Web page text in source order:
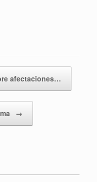
afectaciones…
→